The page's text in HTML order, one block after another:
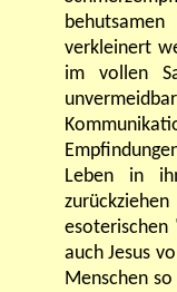
verkleinert
im vollen
Leben in
esoterischen
auch Jesus
Menschen